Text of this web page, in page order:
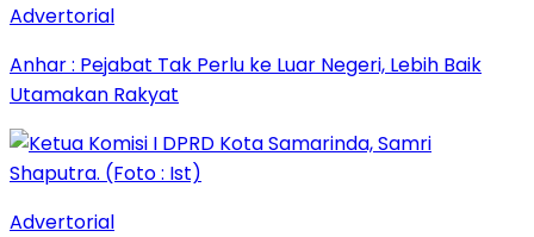
Advertorial
Anhar : Pejabat Tak Perlu ke Luar Negeri, Lebih Baik
Utamakan Rakyat
Advertorial